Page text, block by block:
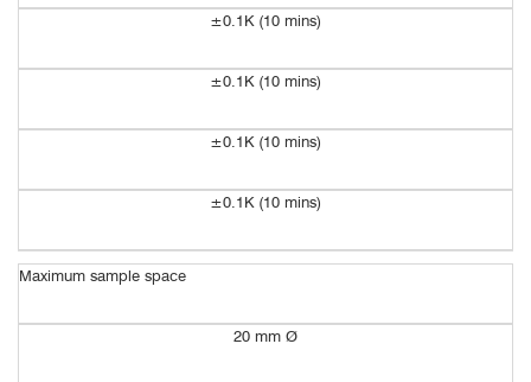
±0.1K (10 mins)
±0.1K (10 mins)
±0.1K (10 mins)
±0.1K (10 mins)
Maximum sample space
20 mm Ø